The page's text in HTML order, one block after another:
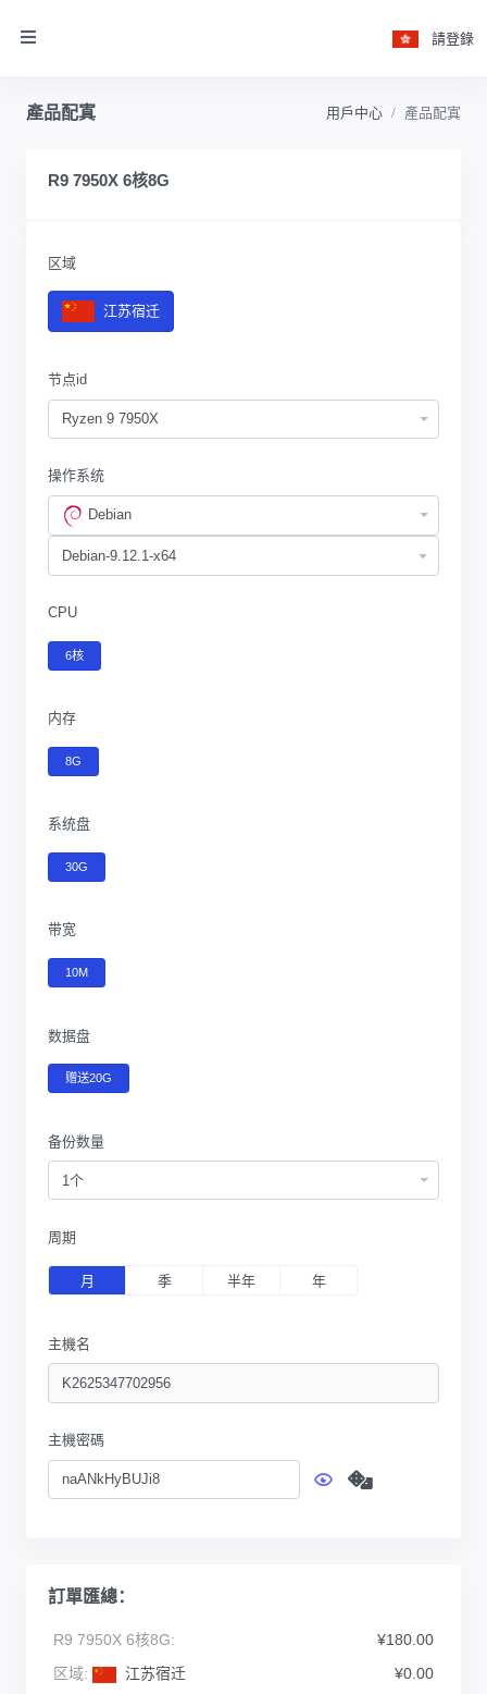
請登錄
產品配寘 用戶中心 產品配寘
R9 7950X 6核8G
区域
江苏宿迁
节点id
Ryzen 9 7950X
操作系统
Debian
CPU
6核
内存
8G
系统盘
30G
带宽
10M
数据盘
赠送20G
备份数量
1个
周期
月 季 半年 年
主機名
主機密碼
訂單匯總：
R9 7950X 6核8G:
¥180.00
区域:
江苏宿迁
¥0.00